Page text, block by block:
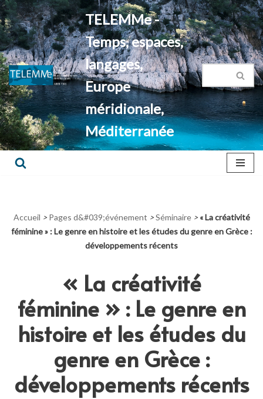
Aller
au
contenu
TELEMMe -
Temps, espaces,
langages,
Europe
méridionale,
Méditerranée
Accueil > Pages d&#039;événement > Séminaire > « La créativité
féminine » : Le genre en histoire et les études du genre en Grèce :
développements récents
« La créativité
féminine » : Le genre en
histoire et les études du
genre en Grèce :
développements récents